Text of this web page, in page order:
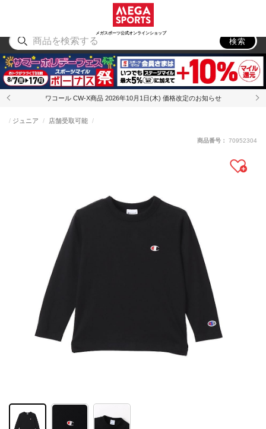
メガスポーツ公式オンラインショップ
アウトドア
検索
ワコール CW-X商品 2026年10月1日(木) 価格改定のお知らせ
ジュニア 店舗受取可能
商品番号： 70952304